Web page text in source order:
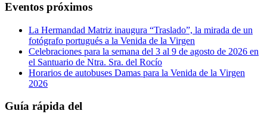
Eventos próximos
La Hermandad Matriz inaugura “Traslado”, la mirada de un
fotógrafo portugués a la Venida de la Virgen
Celebraciones para la semana del 3 al 9 de agosto de 2026 en
el Santuario de Ntra. Sra. del Rocío
Horarios de autobuses Damas para la Venida de la Virgen
2026
Guía rápida del